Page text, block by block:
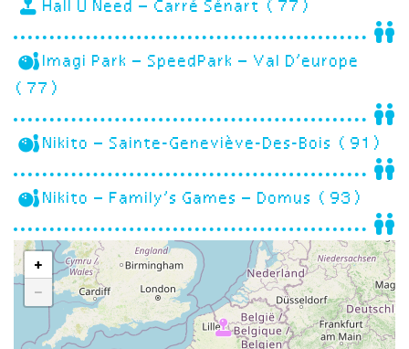
Hall U Need – Carré Sénart (77)
Imagi Park – SpeedPark – Val D’europe
(77)
Nikito – Sainte-Geneviève-Des-Bois (91)
Nikito – Family’s Games – Domus (93)
+
−